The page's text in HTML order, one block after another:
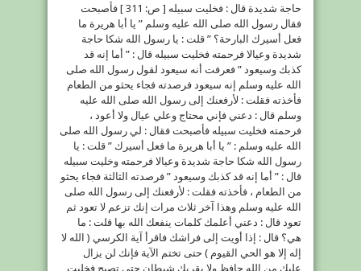
حاجة شديدة قال : فخليت سبيله [ ص: 311 ] فأصبحت
فقال رسول الله صلى الله عليه وسلم ” يا أبا هريرة ما
فعل أسيرك البارحة؟ ” قلت : يا رسول الله شكا حاجة
شديدة وعيالا فرحمته فخليت سبيله قال : ” أما إنه قد
كذبك وسيعود ” فعرفت أنه سيعود لقول رسول الله صلى
الله عليه وسلم إنه سيعود فرصدته فجاء يحثو من الطعام
فأخذته فقلت : لأرفعنك إلى رسول الله صلى الله عليه
وسلم قال : دعني فإني محتاج وعلي عيال ولا أعود ،
فرحمته فخليت سبيله فأصبحت فقال : لي رسول الله صلى
الله عليه وسلم : ” يا أبا هريرة ما فعل أسيرك ” قلت : يا
رسول الله شكا حاجة شديدة وعيالا فرحمته وخليت سبيله
قال : ” أما إنه قد كذبك وسيعود ” فرصدته الثالثة فجاء يحثو
من الطعام ، فأخذته فقلت : لأرفعنك إلى رسول الله صلى
الله عليه وسلم وهذا آخر ثلاث مرات إنك تزعم لا تعود ثم
تعود قال : دعني أعلمك كلمات ينفعك الله بها قلت : ما
هي؟ قال : إذا أويت إلى فراشك فاقرأ آية الكرسي ( الله لا
إله إلا هو الحي القيوم ) حتى تختم الآية فإنك لن يزال
عليك من الله حافظ ولا يقربك شيطان حتى تصبح فخليت